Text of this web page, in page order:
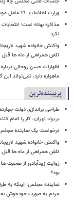
وزارت اطلاعات: ۲۱ عامل موساد و ۴ عضو باندهای مسلح بازداشت شدند
مذاکره بهانه است؛
نکرد
واکنش خانواده شهید
تلفن همراهی از ماه ها
اظهارات حسن روحانی
ماهواره دارد، نمی‌تواند
پربیننده‌ترین
طراحی براندازی دولت
بریزند تهران، کار را تمام
درخواست یک نماینده مجلس
واکنش خانواده شهید
تلفن همراهی از ماه ها
روایت زیدآبادی از صحبت
بود؟
نماینده مجلس: اینکه به
مردم به صورت خودجوش